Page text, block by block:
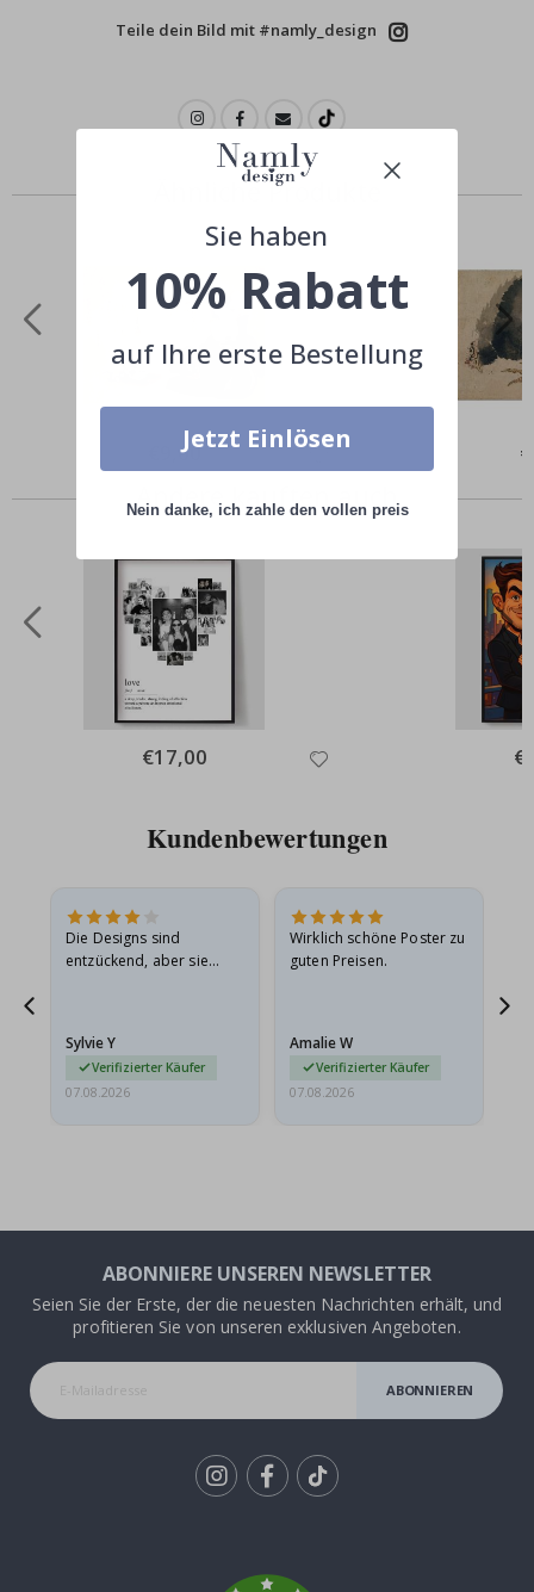
Teile dein Bild mit #namly_design
Ähnliche Produkte
Special
€9,00
Andere kauften auch
Special
Price
€17,00
Kundenbewertungen
Die Designs sind
entzückend, aber sie
sie…
Sylvie Y
Verifizierter Käufer
07.08.2026
Wirklich schöne Poster zu
guten Preisen.
Amalie W
Verifizierter Käufer
07.08.2026
ABONNIERE UNSEREN NEWSLETTER
Seien Sie der Erste, der die neuesten Nachrichten erhält, und
profitieren Sie von unseren exklusiven Angeboten.
ABONNIEREN
Sie haben
10% Rabatt
auf Ihre erste Bestellung
Jetzt Einlösen
Nein danke, ich zahle den vollen preis